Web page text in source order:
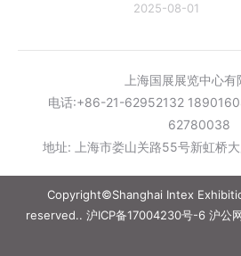
2025-08-01
上海国展展览中心有
电话:+86-21-62952132
62780038
地址: 上海市娄山关路55号新虹桥
Copyright©Shanghai Intex
reserved.. 沪ICP备17004230号-6沪公